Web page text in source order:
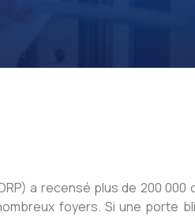
a recensé plus de 200
foyers. Si une porte